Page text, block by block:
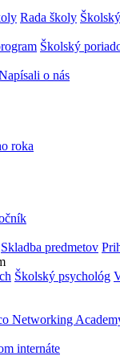
Rada školy
Školský
o nás
roka
Skladba predmetov
Školský psychológ
Networking
internáte